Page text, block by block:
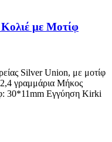
με Μοτίφ
Silver Union, με μοτίφ
γραμμάρια Μήκος
30*11mm Eγγύηση Kirki